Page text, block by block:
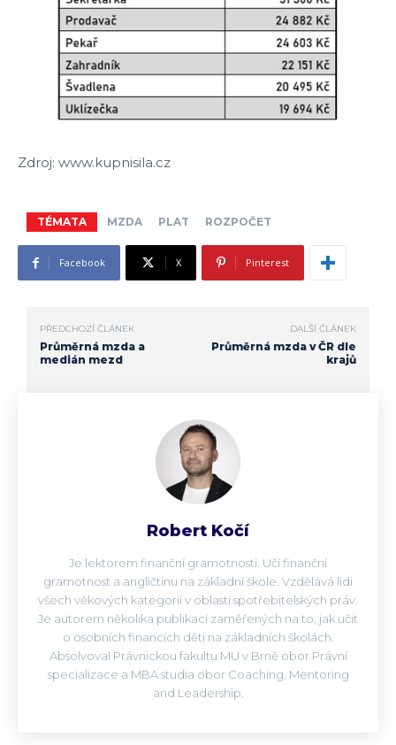
Zdroj: www.kupnisila.cz
TÉMATA MZDA PLAT ROZPOČET
Facebook X Pinterest
PŘEDCHOZÍ ČLÁNEK
Průměrná mzda a
medián mezd
DALŠÍ ČLÁNEK
Průměrná mzda v ČR dle
krajů
Robert Kočí
Je lektorem finanční gramotnosti. Učí finanční
gramotnost a angličtinu na základní škole. Vzdělává lidi
všech věkových kategorií v oblasti spotřebitelských práv.
Je autorem několika publikací zaměřených na to, jak učit
o osobních financích děti na základních školách.
Absolvoval Právnickou fakultu MU v Brně obor Právní
specializace a MBA studia obor Coaching, Mentoring
and Leadership.